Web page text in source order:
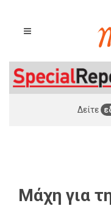
Δείτε
Μάχη για